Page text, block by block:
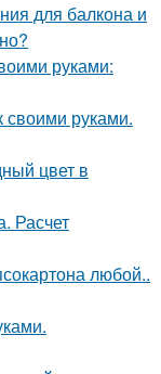
для балкона и
руками:
руками.
цвет в
Расчет
любой..